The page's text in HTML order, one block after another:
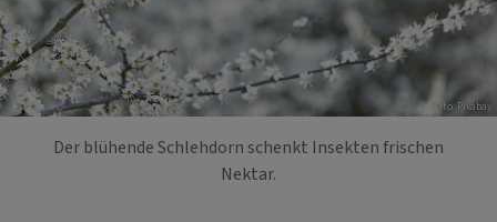
Foto: Pixabay
Der blühende Schlehdorn schenkt Insekten frischen
Nektar.